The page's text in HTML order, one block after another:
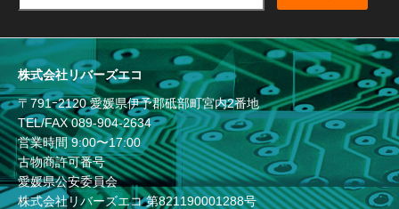
株式会社リバーズエコ
〒791ｰ2120 愛媛県伊予郡砥部町宮内2番地
TEL/FAX089-904-2634
営業時間 9:00〜17:00
古物商許可番号
愛媛県公安委員会
株式会社リバーズエコ 第821190001288号